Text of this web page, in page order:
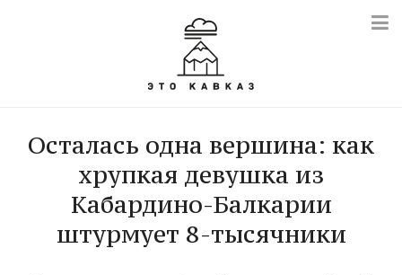
Осталась одна вершина: как
хрупкая девушка из
Кабардино-Балкарии
штурмует 8-тысячники